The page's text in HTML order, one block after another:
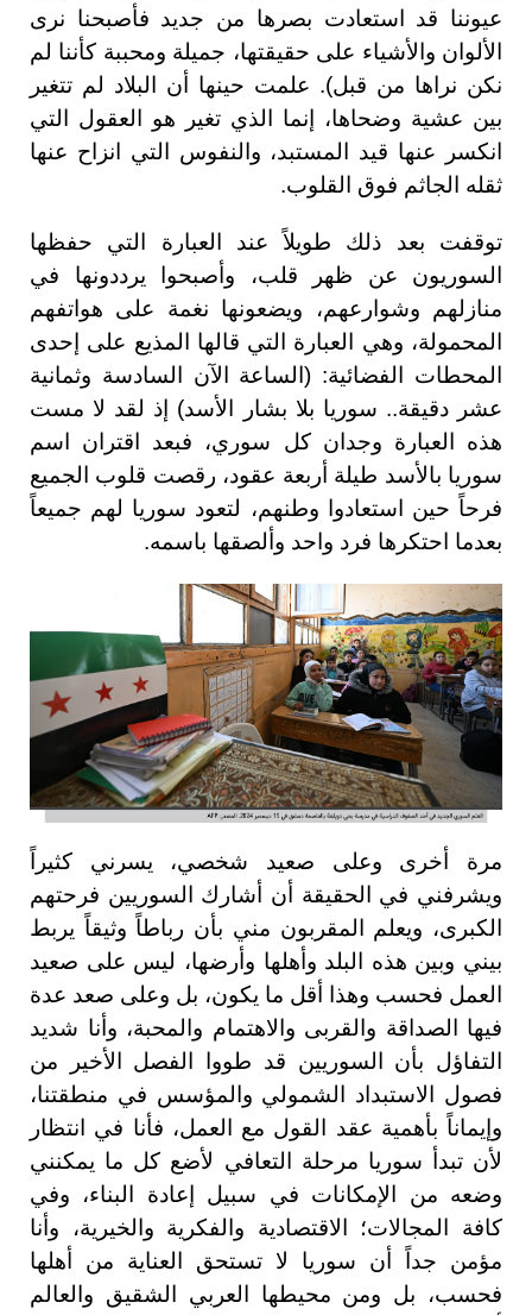
عيوننا قد استعادت بصرها من جديد فأصبحنا نرى
الألوان والأشياء على حقيقتها، جميلة ومحببة كأننا لم
نكن نراها من قبل). علمت حينها أن البلاد لم تتغير
بين عشية وضحاها، إنما الذي تغير هو العقول التي
انكسر عنها قيد المستبد، والنفوس التي انزاح عنها
ثقله الجاثم فوق القلوب.
توقفت بعد ذلك طويلاً عند العبارة التي حفظها
السوريون عن ظهر قلب، وأصبحوا يرددونها في
منازلهم وشوارعهم، ويضعونها نغمة على هواتفهم
المحمولة، وهي العبارة التي قالها المذيع على إحدى
المحطات الفضائية: (الساعة الآن السادسة وثمانية
عشر دقيقة.. سوريا بلا بشار الأسد) إذ لقد لا مست
هذه العبارة وجدان كل سوري، فبعد اقتران اسم
سوريا بالأسد طيلة أربعة عقود، رقصت قلوب الجميع
فرحاً حين استعادوا وطنهم، لتعود سوريا لهم جميعاً
بعدما احتكرها فرد واحد وألصقها باسمه.
مرة أخرى وعلى صعيد شخصي، يسرني كثيراً
ويشرفني في الحقيقة أن أشارك السوريين فرحتهم
الكبرى، ويعلم المقربون مني بأن رباطاً وثيقاً يربط
بيني وبين هذه البلد وأهلها وأرضها، ليس على صعيد
العمل فحسب وهذا أقل ما يكون، بل وعلى صعد عدة
فيها الصداقة والقربى والاهتمام والمحبة، وأنا شديد
التفاؤل بأن السوريين قد طووا الفصل الأخير من
فصول الاستبداد الشمولي والمؤسس في منطقتنا،
وإيماناً بأهمية عقد القول مع العمل، فأنا في انتظار
لأن تبدأ سوريا مرحلة التعافي لأضع كل ما يمكنني
وضعه من الإمكانات في سبيل إعادة البناء، وفي
كافة المجالات؛ الاقتصادية والفكرية والخيرية، وأنا
مؤمن جداً أن سوريا لا تستحق العناية من أهلها
فحسب، بل ومن محيطها العربي الشقيق والعالم